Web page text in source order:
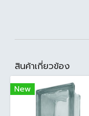
สินค้าเกี่ยวข้อง
New